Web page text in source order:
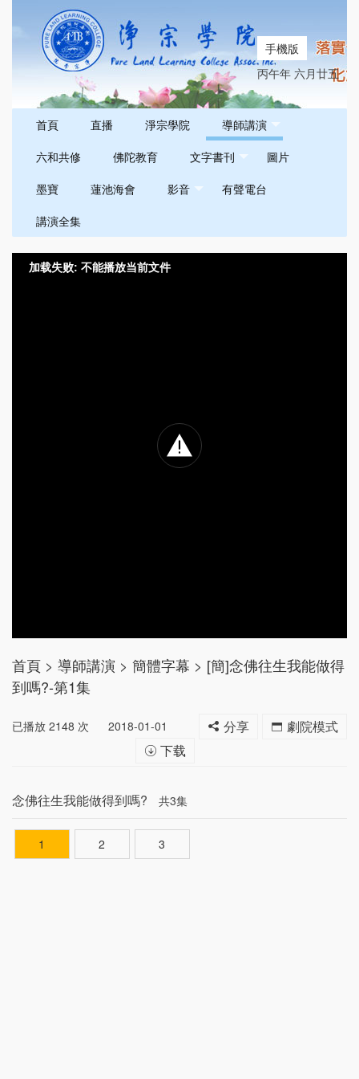
手機版
丙午年 六月廿五
首頁 直播 淨宗學院
導師講演
六和共修
佛陀教育 文字書刊
圖片
墨寶
蓮池海會 影音
有聲電台
講演全集
加载失败: 不能播放当前文件
首頁 > 導師講演 > 簡體字幕 > [簡]念佛往生我能做得
到嗎?-第1集
已播放 2148 次 2018-01-01 劇院模式
分享
下载
念佛往生我能做得到嗎? 共3集
1 2 3